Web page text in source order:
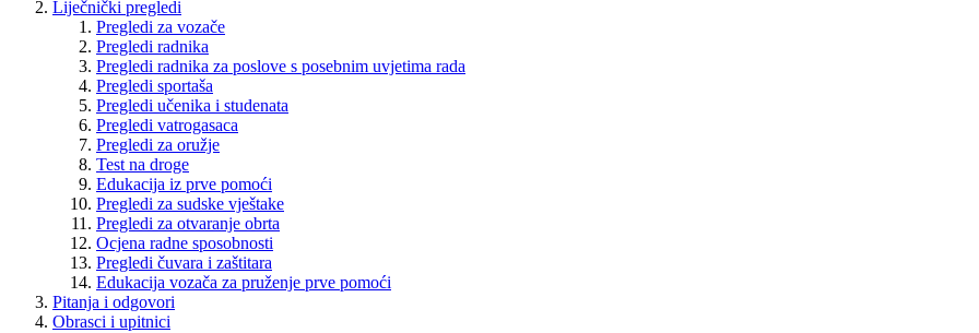
Liječnički pregledi
Pregledi za vozače
Pregledi radnika
Pregledi radnika za poslove s posebnim uvjetima rada
Pregledi sportaša
Pregledi učenika i studenata
Pregledi vatrogasaca
Pregledi za oružje
Test na droge
Edukacija iz prve pomoći
Pregledi za sudske vještake
Pregledi za otvaranje obrta
Ocjena radne sposobnosti
Pregledi čuvara i zaštitara
Edukacija vozača za pruženje prve pomoći
Pitanja i odgovori
Obrasci i upitnici